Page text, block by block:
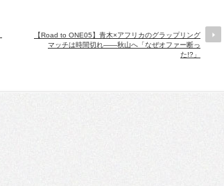
【Road to ONE05】青木×アフリカのグラップリング
マッチは時間切れ――秋山へ「なぜオファー断っ
た!?」